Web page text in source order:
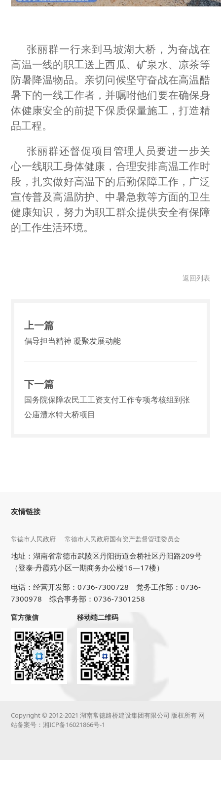
张丽群一行来到马坡湖大桥，为奋战在
高温一线的职工送上西瓜、矿泉水、凉茶等
防暑降温物品。亲切问候坚守奋战在高温酷
暑下的一线工作者，并嘱咐他们要在确保身
体健康安全的前提下保质保量施工，打造精
品工程。
张丽群还督促项目管理人员要进一步关
心一线职工身体健康，合理安排高温工作时
段，扎实做好高温下的后勤保障工作，广泛
宣传普及高温防护、中暑急救等方面的卫生
健康知识，努力为职工群众提供安全有保障
的工作生活环境。
返回列表
上一篇
倡导担当精神 凝聚发展动能
下一篇
国务院保障农民工工资支付工作专项考核组到张
公庙澧水特大桥项目
友情链接
常德市人民政府 常德市人民政府国有资产监督管理委员会
地址：湖南省常德市武陵区丹阳街道金桥社区丹阳路209号
（登泰·丹霞苑小区一期商务办公楼16—17楼）
电话：经营开发部：0736-7300728 党务工作部：0736-
7300978 综合事务部：0736-7301258
官方微信 移动端二维码
Copyright © 2012-2021 湖南常德路桥建设集团有限公司 版权所有 网
站备案号：湘ICP备16021866号-1